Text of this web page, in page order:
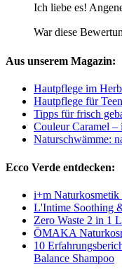
Ich liebe es!
War diese
Aus unserem Magazin:
Hautpflege im
Hautpflege für
Tipps für frisch
Couleur Caramel
Naturschwämme:
Ecco Verde entdecken:
i+m Naturkosmetik
L'Intime Soothing
Zero Waste 2 in 1
ŌMAKA
10
Balance Shampoo